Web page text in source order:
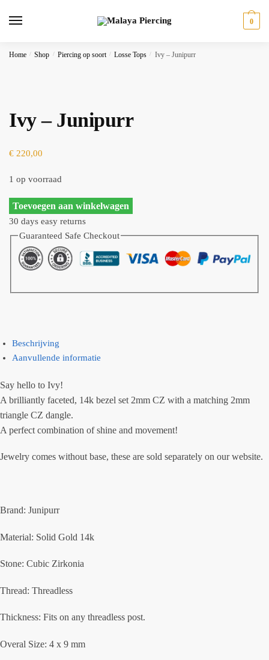
0
Home / Shop / Piercing op soort / Losse Tops / Ivy – Junipurr
Ivy – Junipurr
€ 220,00
1 op voorraad
Ivy
-
Junipurr
aantal
Toevoegen aan winkelwagen
30 days easy returns
Guaranteed Safe Checkout
Beschrijving
Aanvullende informatie
Say hello to Ivy!
A brilliantly faceted, 14k bezel set 2mm CZ with a matching 2mm
triangle CZ dangle.
A perfect combination of shine and movement!
Jewelry comes without base, these are sold separately on our website.
Brand: Junipurr
Material: Solid Gold 14k
Stone: Cubic Zirkonia
Thread: Threadless
Thickness: Fits on any threadless post.
Overal Size: 4 x 9 mm